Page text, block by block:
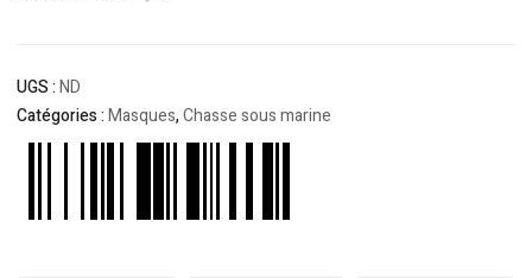
UGS :ND
Catégories :Masques,Chasse sous marine